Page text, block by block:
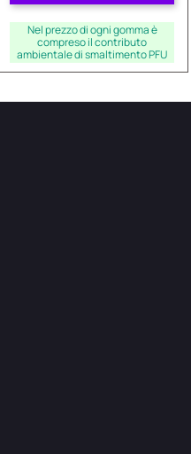
Nel prezzo di ogni gomma è
compreso il contributo
ambientale di smaltimento PFU